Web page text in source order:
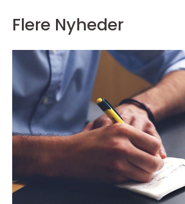
Flere Nyheder